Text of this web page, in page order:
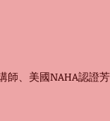
、美國NAHA認證